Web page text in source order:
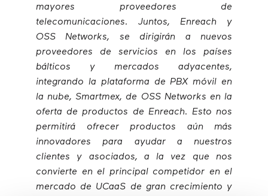
mayores proveedores de
telecomunicaciones. Juntos, Enreach y
OSS Networks, se dirigirán a nuevos
proveedores de servicios en los países
bálticos y mercados adyacentes,
integrando la plataforma de PBX móvil en
la nube, Smartmex, de OSS Networks en la
oferta de productos de Enreach. Esto nos
permitirá ofrecer productos aún más
innovadores para ayudar a nuestros
clientes y asociados, a la vez que nos
convierte en el principal competidor en el
mercado de UCaaS de gran crecimiento y